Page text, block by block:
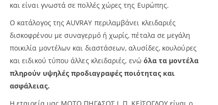
και είναι γνωστά σε πολλές χώρες της Ευρώπης.
Ο κατάλογος της AUVRAY περιλαμβάνει κλειδαριές
δισκοφρένου με συναγερμό ή χωρίς, πέταλα σε μεγάλη
ποικιλία μοντέλων και διαστάσεων, αλυσίδες, κουλούρες
και ειδικού τύπου άλλες κλειδαριές, ενώ όλα τα μοντέλα
πληρούν υψηλές προδιαγραφές ποιότητας και
ασφάλειας.